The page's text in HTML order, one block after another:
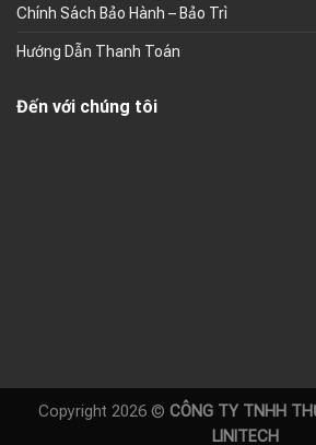
Chính Sách Bảo Hành – Bảo Trì
Hướng Dẫn Thanh Toán
Đến với chúng tôi
Copyright 2026 © CÔNG TY TNHH
LINITECH